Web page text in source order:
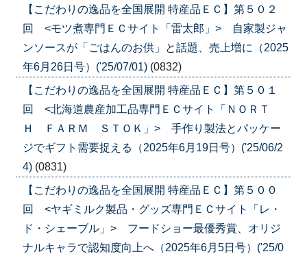
【こだわりの逸品を全国展開 特産品ＥＣ】第５０２
回 <モツ煮専門ＥＣサイト「雷太郎」> 自家製ジャ
ンソースが「ごはんのお供」と話題、売上増に（2025
年6月26日号）('25/07/01) (0832)
【こだわりの逸品を全国展開 特産品ＥＣ】第５０１
回 <北海道農産加工品専門ＥＣサイト「ＮＯＲＴ
Ｈ ＦＡＲＭ ＳＴＯＫ」> 手作り製法とパッケー
ジでギフト需要捉える（2025年6月19日号）('25/06/2
4) (0831)
【こだわりの逸品を全国展開 特産品ＥＣ】第５００
回 <ヤギミルク製品・グッズ専門ＥＣサイト「レ・
ド・シェーブル」> フードショー最優秀賞、オリジ
ナルキャラで認知度向上へ（2025年6月5日号）('25/0